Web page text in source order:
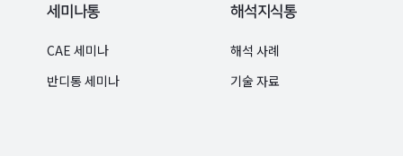
세미나통
CAE 세미나
반디통 세미나
해석지식통
해석 사례
기술 자료